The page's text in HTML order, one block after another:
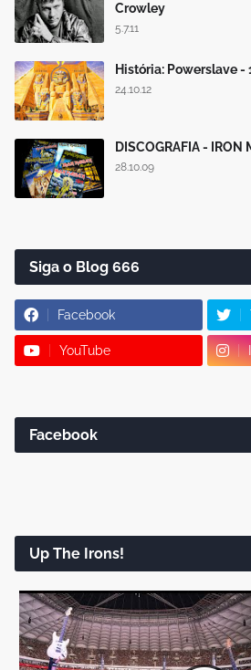
Crowley
5.7.11
História: Powerslave -
24.10.12
DISCOGRAFIA - IRON
28.10.09
Siga o Blog 666
Facebook
YouTube
Facebook
Up The Irons!